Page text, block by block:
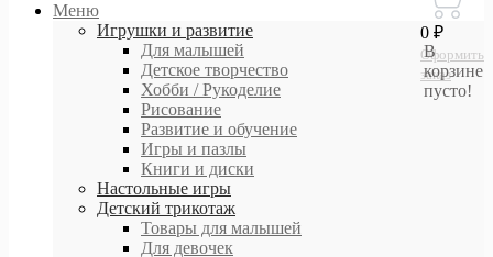
В
корзине
пусто!
0 ₽
Оформить
заказ
Меню
Игрушки и развитие
Для малышей
Детское творчество
Хобби / Рукоделие
Рисование
Развитие и обучение
Игры и пазлы
Книги и диски
Настольные игры
Детский трикотаж
Товары для малышей
Для девочек